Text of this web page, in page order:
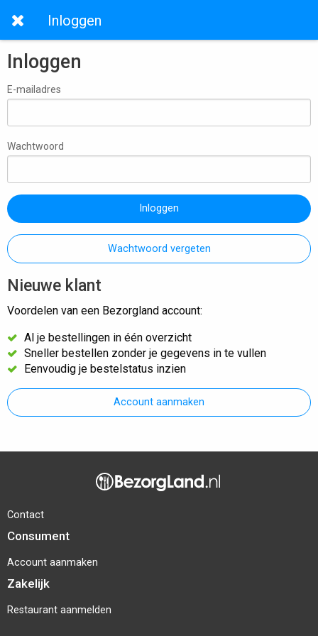
Inloggen
Inloggen
E-mailadres
Wachtwoord
Inloggen
Wachtwoord vergeten
Nieuwe klant
Voordelen van een Bezorgland account:
Al je bestellingen in één overzicht
Sneller bestellen zonder je gegevens in te vullen
Eenvoudig je bestelstatus inzien
Account aanmaken
Contact
Consument
Account aanmaken
Zakelijk
Restaurant aanmelden